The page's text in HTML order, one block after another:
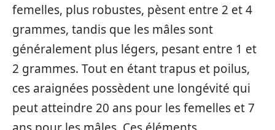
femelles, plus robustes, pèsent entre 2 et 4
grammes, tandis que les mâles sont
généralement plus légers, pesant entre 1 et
2 grammes. Tout en étant trapus et poilus,
ces araignées possèdent une longévité qui
peut atteindre 20 ans pour les femelles et 7